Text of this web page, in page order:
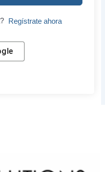
Regístrate ahora